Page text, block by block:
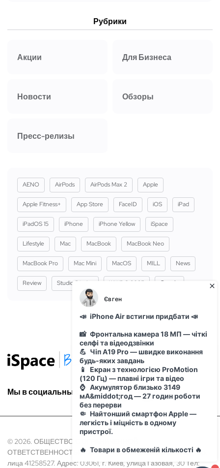
Рубрики
Акции Для Бизнеса
Новости Обзоры
Пресс-релизы
AENO AirPods AirPods Max 2 Apple
Apple Fitness+ App Store FaceID iOS iPad
iPadOS 15 iPhone iPhone Yellow iSpace
Lifestyle Mac MacBook MacBook Neo
MacBook Pro Mac Mini MacOS MILL News
Review Studio Display WWDC 2025 Сервіс
Мы в социальных сетях:
© 2026. ОБЩЕСТВО С ОГРАНИЧЕННОЙ
ОТВЕТСТВЕННОСТЬЮ "АЙ ОН" Идентификационный код Юр.
лица 41258527. Адрес: 03061, г. Киев, улица Газовая, 30 Тел: